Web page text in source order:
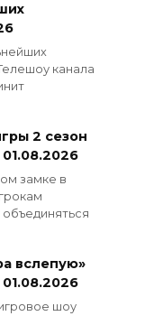
канала
2 сезон
замке в
вслепую»
шоу